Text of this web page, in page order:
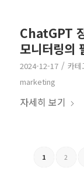
ChatGPT
모니터링의
2024-12-17 / 카테
marketing
자세히 보기
1 2